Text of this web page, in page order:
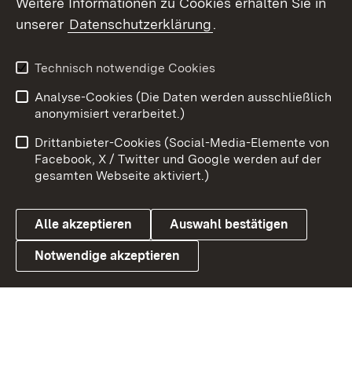
X / Twitter
Youtube
Link zum Landesportal
Benutzungshinweise
Barrierefreiheit
Datenschutz
Cookies
unserer Datenschutzerklärung.
Technisch notwendige Cookies
Analyse-Cookies (Die Daten werden ausschließlich
anonymisiert verarbeitet.)
Drittanbieter-Cookies (Social-Media-Elemente von
Facebook, X / Twitter und Google werden auf der
gesamten Webseite aktiviert.)
Alle akzeptieren Auswahl bestätigen
Notwendige akzeptieren